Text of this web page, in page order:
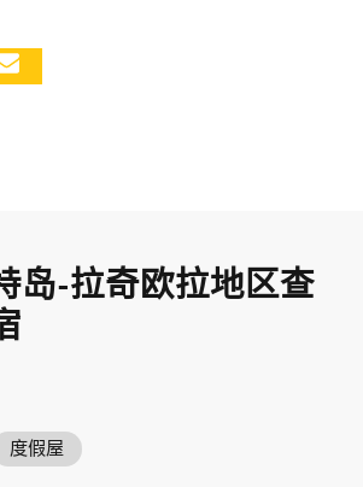
岛-拉奇欧拉地区查
度假屋